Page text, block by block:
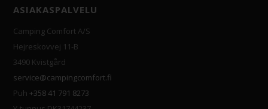
ASIAKASPALVELU
Camping Comfort A/S
Hejreskovvej 11-B
3490 Kvistgård
service@campingcomfort.fi
Puh+358 41 791 8273